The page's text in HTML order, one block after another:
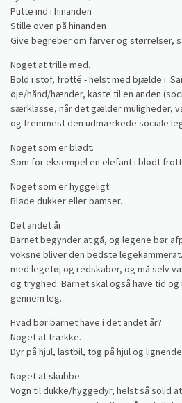
Putte ind i hinanden
Stille oven på hinanden
Give begreber om farver og størrelser,
Noget at trille med.
Bold i stof, frotté - helst med bjælde i.
øje/hånd/hænder, kaste til en anden
særklasse, når det gælder muligheder,
og fremmest den udmærkede sociale
Noget som er blødt.
Som for eksempel en elefant i blødt
Noget som er hyggeligt.
Bløde dukker eller bamser.
Det andet år
Barnet begynder at gå, og legene bør
voksne bliver den bedste
med legetøj og redskaber, og må selv
og tryghed. Barnet skal også have tid
gennem leg.
Hvad bør barnet have i det andet år?
Noget at trække.
Dyr på hjul, lastbil, tog på hjul og
Noget at skubbe.
Vogn til dukke/hyggedyr, helst så solid